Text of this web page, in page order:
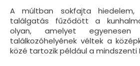
A múltban sokfajta hiedelem,
találgatás fűződött a
olyan, amelyet egyenesen
találkozóhelyének véltek a
közé tartozik például a mindszenti